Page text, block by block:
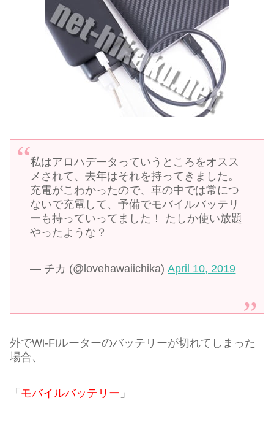
私はアロハデータっていうところをオスス
メされて、去年はそれを持ってきました。
充電がこわかったので、車の中では常につ
ないで充電して、予備でモバイルバッテリ
ーも持っていってました！ たしか使い放題
やったような？
— チカ (@lovehawaiichika)April 10, 2019
外でWi-Fiルーターのバッテリーが切れてしまった
場合、
「 モバイルバッテリー 」